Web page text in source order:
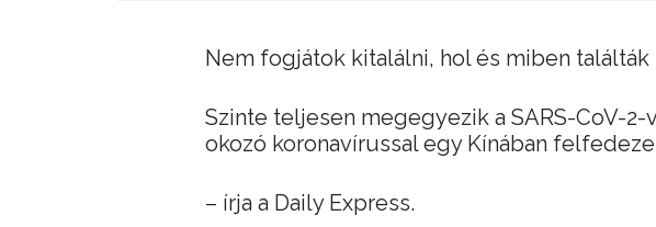
Nem fogjátok kitalálni, hol és miben találták
Szinte teljesen megegyezik a SARS-CoV-
okozó koronavírussal egy Kínában
– írja a Daily Express.